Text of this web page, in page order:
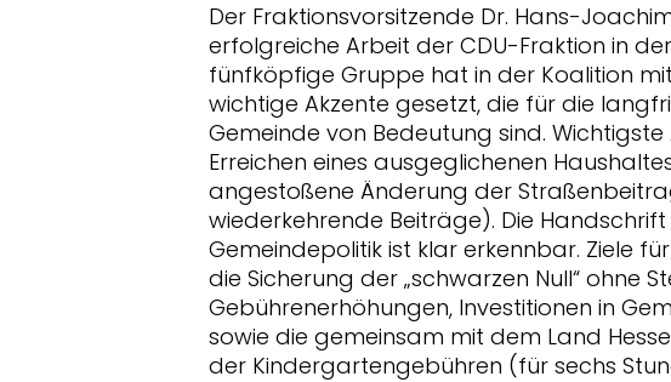
Der Fraktionsvorsitzende Dr. Hans-
erfolgreiche Arbeit der CDU-Fraktion in
fünfköpfige Gruppe hat in der Koalition
wichtige Akzente gesetzt, die für die
Gemeinde von Bedeutung sind.
Erreichen eines ausgeglichenen
angestoßene Änderung der
wiederkehrende Beiträge). Die
Gemeindepolitik ist klar erkennbar. Ziele
die Sicherung der „schwarzen Null“ ohne
Gebührenerhöhungen, Investitionen in
sowie die gemeinsam mit dem Land
der Kindergartengebühren (für sechs